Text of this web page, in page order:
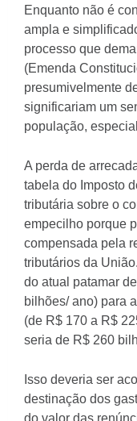
Enquanto não é
ampla e
processo que
(Emenda
presumivelmente
significariam um
população,
A perda de
tabela do Imposto
tributária sobre o
empecilho porque
compensada pela
tributários da
do atual patamar
bilhões/ ano) para
(de R$ 170 a R$
seria de R$ 260
Isso deveria ser
destinação dos
do valor das